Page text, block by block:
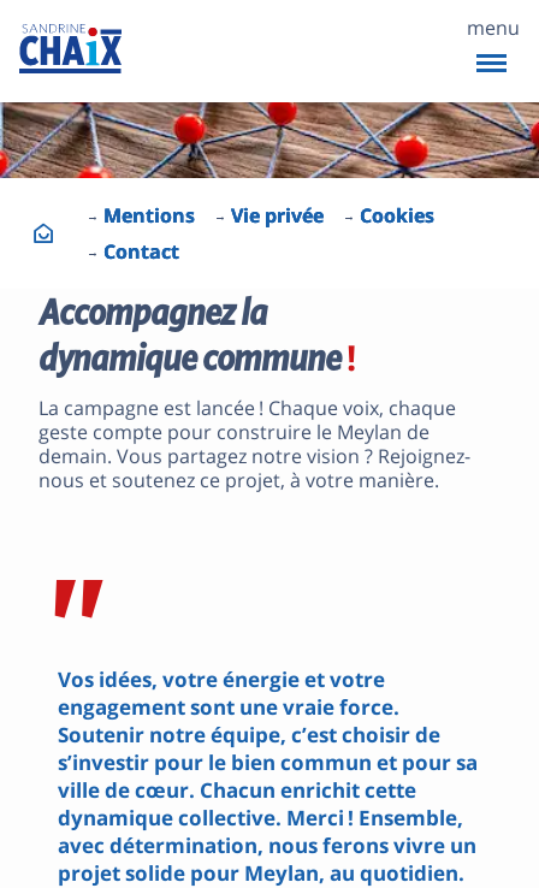
menu
Mentions Vie privée
Cookies
Contact
Accompagnez la
dynamique commune!
La campagne est lancée ! Chaque voix, chaque
geste compte pour construire le Meylan de
demain. Vous partagez notre vision ? Rejoignez-
nous et soutenez ce projet, à votre manière.
"
Vos idées, votre énergie et votre
engagement sont une vraie force.
Soutenir notre équipe, c’est choisir de
s’investir pour le bien commun et pour sa
ville de cœur. Chacun enrichit cette
dynamique collective. Merci ! Ensemble,
avec détermination, nous ferons vivre un
projet solide pour Meylan, au quotidien.